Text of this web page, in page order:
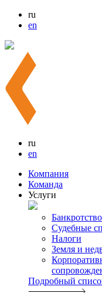
ru
en
ru
en
Компания
Команда
Услуги
Банкротство
Судебные
Налоги
Земля и
Подробный